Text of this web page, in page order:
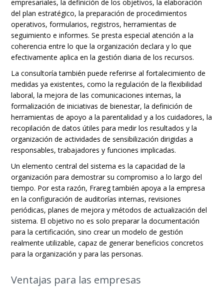
empresariales, la definición de los objetivos, la elaboración
del plan estratégico, la preparación de procedimientos
operativos, formularios, registros, herramientas de
seguimiento e informes. Se presta especial atención a la
coherencia entre lo que la organización declara y lo que
efectivamente aplica en la gestión diaria de los recursos.
La consultoría también puede referirse al fortalecimiento de
medidas ya existentes, como la regulación de la flexibilidad
laboral, la mejora de las comunicaciones internas, la
formalización de iniciativas de bienestar, la definición de
herramientas de apoyo a la parentalidad y a los cuidadores, la
recopilación de datos útiles para medir los resultados y la
organización de actividades de sensibilización dirigidas a
responsables, trabajadores y funciones implicadas.
Un elemento central del sistema es la capacidad de la
organización para demostrar su compromiso a lo largo del
tiempo. Por esta razón, Frareg también apoya a la empresa
en la configuración de auditorías internas, revisiones
periódicas, planes de mejora y métodos de actualización del
sistema. El objetivo no es solo preparar la documentación
para la certificación, sino crear un modelo de gestión
realmente utilizable, capaz de generar beneficios concretos
para la organización y para las personas.
Ventajas para las empresas